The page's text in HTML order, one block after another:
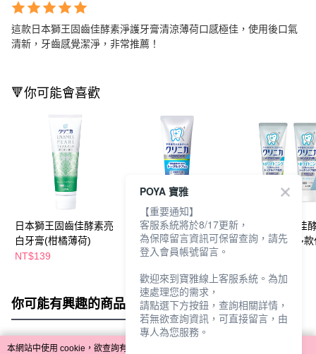
這款日本獅王固齒佳酵素淨護牙膏清涼薄荷口感極佳，使用後口氣
清新，牙齒感覺潔淨，非常推薦！
🔻你可能會喜歡
日本獅王固齒佳酵素亮
白牙膏(柑橘薄荷)
NT$139
日本獅王固齒佳酵素淨
護牙膏130g-柑橘
NT$139
日本獅王固齒佳
白牙膏130g-多款
你可能有興趣的商品 全站排行
本網站中使用 cookie，欲查詢有關本網站使用 cookie 方式之詳情，及若您不希
POYA 寶雅
【重要通知】
客服系統將於8/17更新，
為保障留言資訊可保留查詢，請先
登入會員帳號留言。
歡迎來到寶雅線上客服系統。為加
速處理您的需求，
請點選下方按鈕，查詢相關詳情，
若無欲查詢資訊，可直接留言，由
專人為您服務。